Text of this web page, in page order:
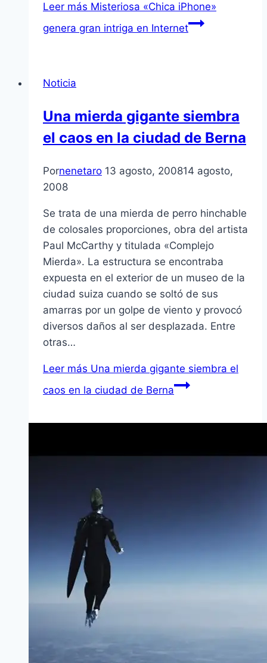
Leer más Misteriosa «Chica iPhone»
genera gran intriga en Internet
Noticia
Una mierda gigante siembra
el caos en la ciudad de Berna
Pornenetaro 13 agosto, 200814 agosto,
2008
Se trata de una mierda de perro hinchable
de colosales proporciones, obra del artista
Paul McCarthy y titulada «Complejo
Mierda». La estructura se encontraba
expuesta en el exterior de un museo de la
ciudad suiza cuando se soltó de sus
amarras por un golpe de viento y provocó
diversos daños al ser desplazada. Entre
otras…
Leer más Una mierda gigante siembra el
caos en la ciudad de Berna